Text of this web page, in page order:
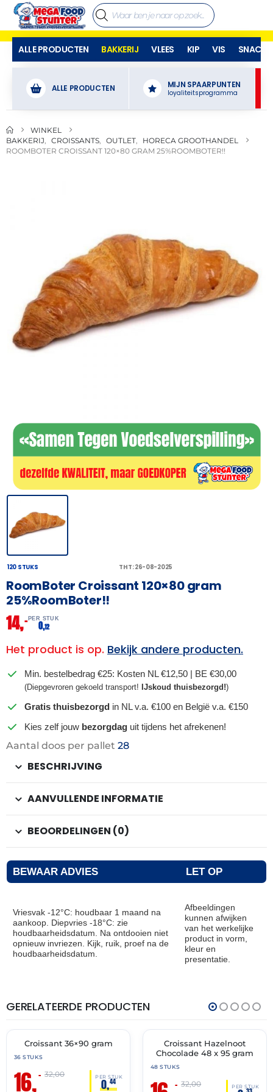
ALLE PRODUCTEN BAKKERIJ VLEES KIP VIS SNACKS
ALLE PRODUCTEN MIJN SPAARPUNTEN
loyaliteitsprogramma
WINKEL
BAKKERIJ
CROISSANTS OUTLET
HORECA GROOTHANDEL
ROOMBOTER CROISSANT 120×80 GRAM 25%ROOMBOTER!!
120 STUKS THT: 26-08-2025
RoomBoter Croissant 120×80 gram
25%RoomBoter!!
14,– PER STUK
0,12
Het product is op. Bekijk andere producten.
Min. bestelbedrag €25: Kosten NL €12,50 | BE €30,00
(Diepgevroren gekoeld transport! IJskoud thuisbezorgd!)
Gratis thuisbezorgd in NL v.a. €100 en België v.a. €150
Kies zelf jouw bezorgdag uit tijdens het afrekenen!
Aantal doos per pallet 28
BESCHRIJVING
AANVULLENDE INFORMATIE
BEOORDELINGEN (0)
BEWAAR ADVIES LET OP
Vriesvak -12°C: houdbaar 1 maand na
aankoop. Diepvries -18°C: zie
houdbaarheidsdatum. Na ontdooien niet
opnieuw invriezen. Kijk, ruik, proef na de
houdbaarheidsdatum.
Afbeeldingen
kunnen afwijken
van het werkelijke
product in vorm,
kleur en
presentatie.
GERELATEERDE PRODUCTEN
🔥 OP=OP
THT:
30-
Croissant 36×90 gram
36 STUKS
16,– PER STUK
0,44
32,00
🔥 OP=OP
Croissant Hazelnoot
Chocolade 48 x 95 gram
48 STUKS
– PER STUK
32,00